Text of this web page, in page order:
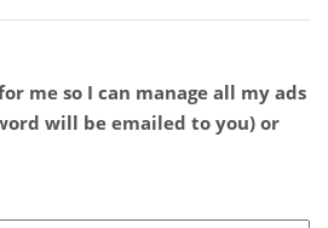
me so I can manage all my ads
will be emailed to you) or